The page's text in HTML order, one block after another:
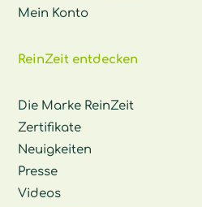
Mein Konto
ReinZeit entdecken
Die Marke ReinZeit
Zertifikate
Neuigkeiten
Presse
Videos